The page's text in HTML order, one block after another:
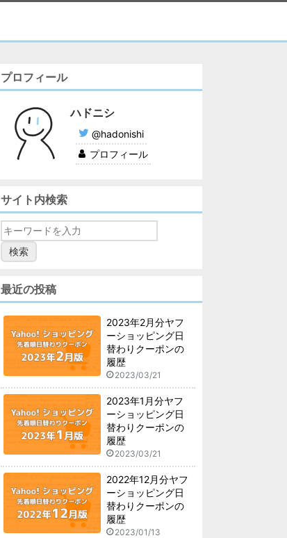
プロフィール
ハドニシ
@hadonishi
プロフィール
サイト内検索
最近の投稿
2023年2月分ヤフ
ーショッピング日
替わりクーポンの
履歴
2023/03/21
2023年1月分ヤフ
ーショッピング日
替わりクーポンの
履歴
2023/03/21
2022年12月分ヤフ
ーショッピング日
替わりクーポンの
履歴
2023/01/13